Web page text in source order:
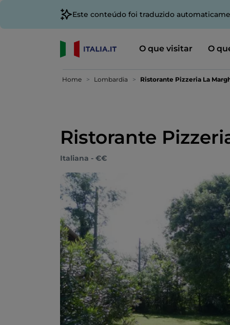
Este conteúdo foi traduzido
O que visitar O
Home Lombardia Ristorante Pizzeria La
Ristorante
Italiana - €€